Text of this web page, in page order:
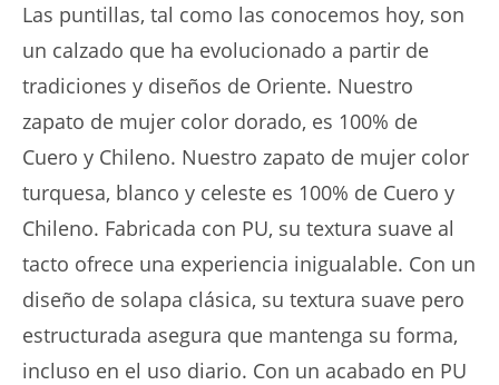
Las puntillas, tal como las conocemos hoy, son
un calzado que ha evolucionado a partir de
tradiciones y diseños de Oriente. Nuestro
zapato de mujer color dorado, es 100% de
Cuero y Chileno. Nuestro zapato de mujer color
turquesa, blanco y celeste es 100% de Cuero y
Chileno. Fabricada con PU, su textura suave al
tacto ofrece una experiencia inigualable. Con un
diseño de solapa clásica, su textura suave pero
estructurada asegura que mantenga su forma,
incluso en el uso diario. Con un acabado en PU